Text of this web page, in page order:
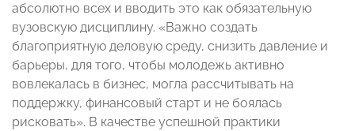
абсолютно всех и вводить это как обязательную
вузовскую дисциплину. «Важно создать
благоприятную деловую среду, снизить давление и
барьеры, для того, чтобы молодежь активно
вовлекалась в бизнес, могла рассчитывать на
поддержку, финансовый старт и не боялась
рисковать». В качестве успешной практики